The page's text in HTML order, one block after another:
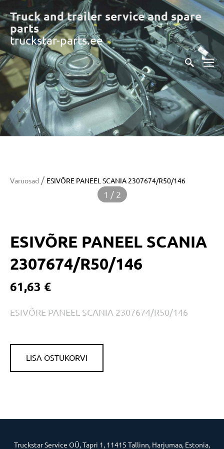
Truck and trailer service and spare
parts
truckstar-parts.ee
Varuosad / ESIVÕRE PANEEL SCANIA 2307674/R50/146
1 / 2
ESIVÕRE PANEEL SCANIA
2307674/R50/146
61,63 €
ESIVÕRE PANEEL SCANIA 2307674/R50/146
LISA OSTUKORVI
Truckstar Service OÜ, Tapri 1, 11415 Tallinn, Harjumaa, Estonia,